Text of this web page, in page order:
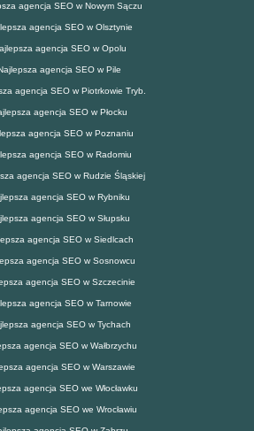
agencja SEO w Nowym Sączu
agencja SEO w Olsztynie
agencja SEO w Opolu
agencja SEO w Pile
agencja SEO w Piotrkowie Tryb.
agencja SEO w Płocku
agencja SEO w Poznaniu
agencja SEO w Radomiu
agencja SEO w Rudzie Śląskiej
agencja SEO w Rybniku
agencja SEO w Słupsku
agencja SEO w Siedlcach
agencja SEO w Sosnowcu
agencja SEO w Szczecinie
agencja SEO w Tarnowie
agencja SEO w Tychach
agencja SEO w Wałbrzychu
agencja SEO w Warszawie
agencja SEO we Włocławku
agencja SEO we Wrocławiu